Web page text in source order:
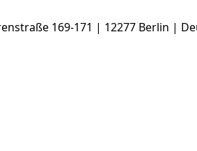
169-171 | 12277 Berlin |